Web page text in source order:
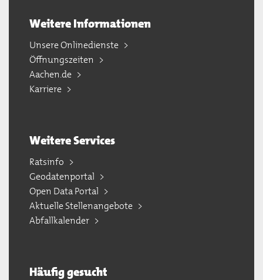
Weitere Informationen
Unsere Onlinedienste
Öffnungszeiten
Aachen.de
Karriere
Weitere Services
Ratsinfo
Geodatenportal
Open Data Portal
Aktuelle Stellenangebote
Abfallkalender
Häufig gesucht